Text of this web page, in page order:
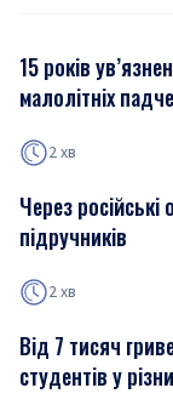
15 років
малолітніх
2 хв
Через
підручників
2 хв
Від 7 тисяч
студентів у